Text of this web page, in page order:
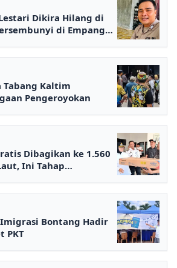
Dikira Hilang di
di Empang
Tabang Kaltim
Pengeroyokan
Dibagikan ke 1.560
Ini Tahap
Bontang Hadir
PKT